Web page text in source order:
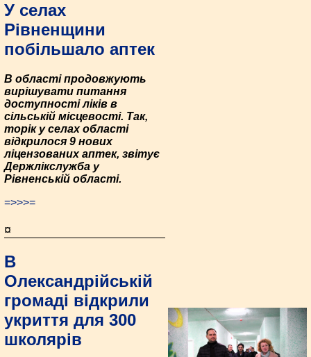
У селах
Рівненщини
побільшало аптек
В області продовжують
вирішувати питання
доступності ліків в
сільській місцевості. Так,
торік у селах області
відкрилося 9 нових
ліцензованих аптек, звітує
Держлікслужба у
Рівненській області.
=>>>=
¤
В
Олександрійській
громаді відкрили
укриття для 300
школярів